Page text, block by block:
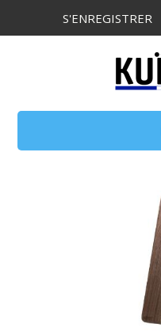
S'ENREGISTRER